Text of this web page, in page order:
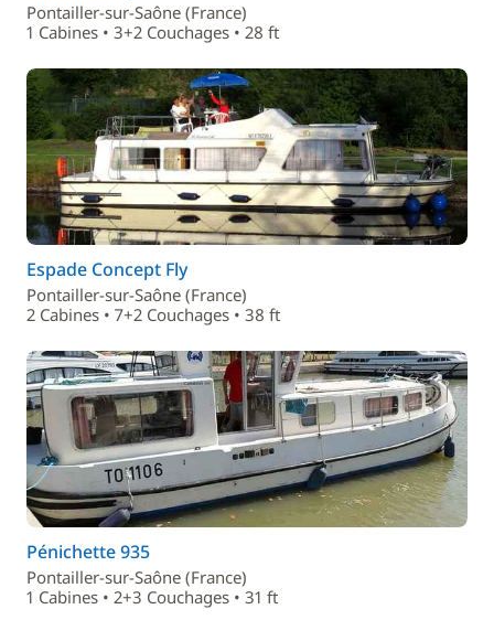
Pontailler-sur-Saône (France)
1 Cabines • 3+2 Couchages • 28 ft
Espade Concept Fly
Pontailler-sur-Saône (France)
2 Cabines • 7+2 Couchages • 38 ft
Pénichette 935
Pontailler-sur-Saône (France)
1 Cabines • 2+3 Couchages • 31 ft